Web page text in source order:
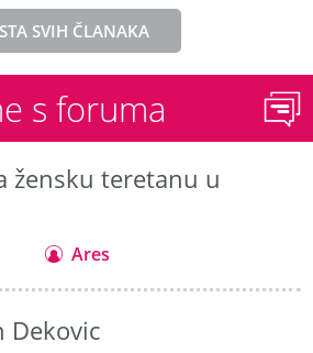
SVIH ČLANAKA
s foruma
žensku teretanu u
Ares
Dekovic